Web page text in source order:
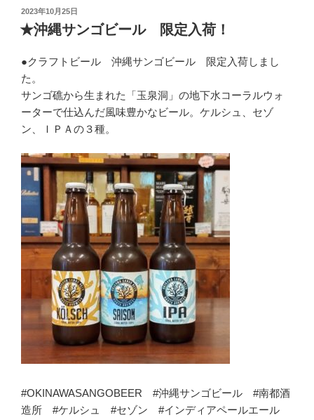
投
稿
日:
2023年10月25日
★沖縄サンゴビール 限定入荷！
●クラフトビール 沖縄サンゴビール 限定入荷しまし
た。
サンゴ礁から生まれた「玉泉洞」の地下水コーラルウォ
ーターで仕込んだ風味豊かなビール。ケルシュ、セゾ
ン、ＩＰＡの３種。
#OKINAWASANGOBEER #沖縄サンゴビール #南都酒
造所 #ケルシュ #セゾン #インディアペールエール